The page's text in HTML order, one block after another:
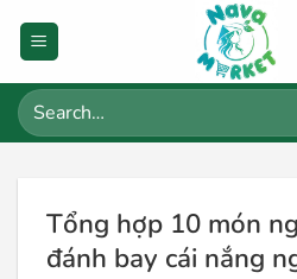
Search
for:
Tổng hợp 10 món
đánh bay cái nắng